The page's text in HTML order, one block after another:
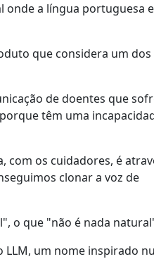
onde a língua portuguesa
que considera um dos
de doentes que
têm uma
com os cuidadores, é
clonar a voz de
o que "não é nada
LLM, um nome inspirado